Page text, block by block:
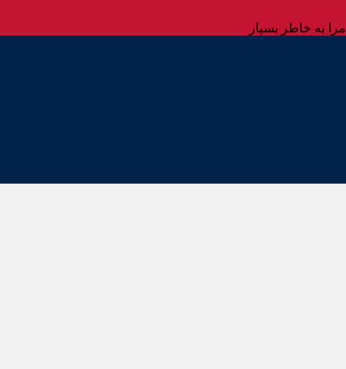
مرا به خاطر بسپار